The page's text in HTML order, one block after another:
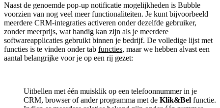
Naast de genoemde pop-up notificatie mogelijkheden is Bubble
voorzien van nog veel meer functionaliteiten. Je kunt bijvoorbeeld
meerdere CRM-integraties activeren onder dezelfde gebruiker,
zonder meerprijs, wat handig kan zijn als je meerdere
softwareapplicaties gebruikt binnen je bedrijf. De volledige lijst met
functies is te vinden onder tab functies, maar we hebben alvast een
aantal belangrijke voor je op een rij gezet:
Uitbellen met één muisklik op een telefoonnummer in je
CRM, browser of ander programma met de Klik&Bel functie.